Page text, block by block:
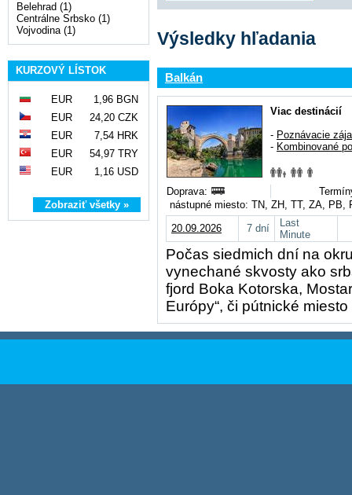
Belehrad (1)
Centrálne Srbsko (1)
Vojvodina (1)
KURZOVÝ LÍSTOK
EUR
1,96 BGN
EUR
24,20 CZK
EUR
7,54 HRK
EUR
54,97 TRY
EUR
1,16 USD
Zobraziť všetky »
Výsledky hľadania
Balkán
Viac destinácií
- Poznávacie
- Kombinované
Doprava:
nástupné miesto: TN, ZH, TT, ZA,
20.09.2026
7 dní
Last
Minute
Počas siedmich dní na
vynechané skvosty ako
fjord Boka Kotorska,
Európy“, či pútnické